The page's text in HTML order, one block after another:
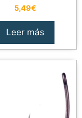
5,49€
Leer más